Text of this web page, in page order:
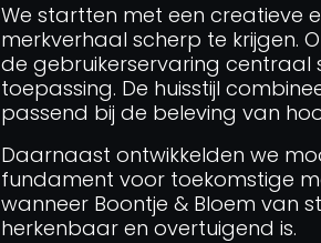
We startten met een creatieve
merkverhaal scherp te krijgen.
de gebruikerservaring centraal
toepassing. De huisstijl
passend bij de beleving van
Daarnaast ontwikkelden we
fundament voor toekomstige
wanneer Boontje & Bloem van
herkenbaar en overtuigend is.